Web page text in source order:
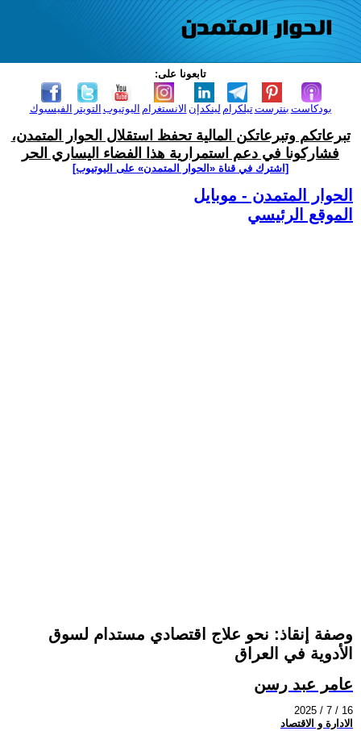
تابعونا على:
الفيسبوك التويتر اليوتيوب الانستغرام لينكدإن تيلكرامبنترست بودكاست
تبرعاتكم وتبرعاتكن المالية تحفظ استقلال الحوار المتمدن،
فشاركونا في دعم استمرارية هذا الفضاء اليساري الحر
[اشترك في قناة ‫«الحوار المتمدن» على اليوتيوب]
الحوار المتمدن - موبايل
الموقع الرئيسي
وصفة إنقاذ: نحو علاج اقتصادي مستدام لسوق
الأدوية في العراق
عامر عبد رسن
2025 / 7 / 16
الادارة و الاقتصاد